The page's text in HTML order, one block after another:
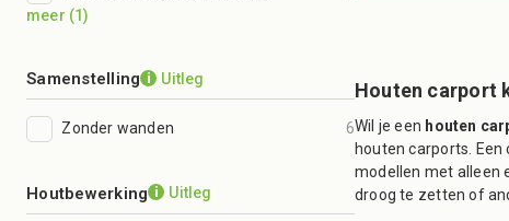
meer (1)
Samenstelling i Uitleg
Zonder wanden 6
Houtbewerking i Uitleg
Houten carport
Wil je een houten
houten carports.
modellen met alleen
droog te zetten of